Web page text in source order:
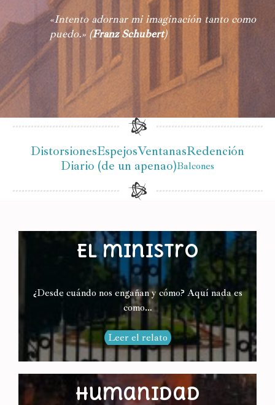
«Intento adornar mi imaginación tanto como
puedo.» (Franz Schubert)
DistorsionesEspejosVentanasRedención
Diario (de un apenao)Balcones
El ministro
¿Desde cuándo nos engañan y cómo? Aquí nada es
como…
Leer el relato
Humanidad